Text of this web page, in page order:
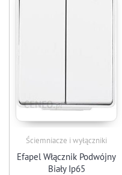
Ściemniacze i wyłączniki
Efapel Włącznik Podwójny
Biały Ip65